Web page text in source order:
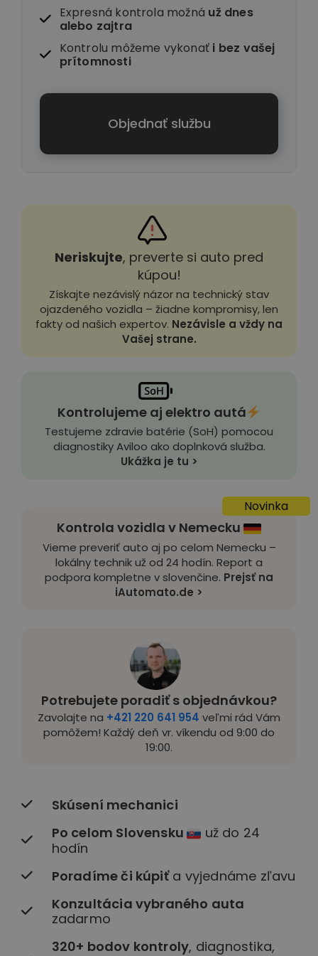
Potrebujete poradiť s objednávkou?
Zavolajte na +421 220 641 954 veľmi rád Vám
pomôžem! Každý deň vr. víkendu od 9:00 do
19:00.
Skúsení mechanici
Po celom Slovensku
už do 24
hodín
Poradíme či kúpiťa vyjednáme zľavu
Konzultácia vybraného auta
zadarmo
320+ bodov kontroly, diagnostika,
Expresná kontrola možná už dnes
alebo zajtra
Kontrolu môžeme vykonať i bez vašej
prítomnosti
Objednať službu
Neriskujte, preverte si auto pred
kúpou!
Získajte nezávislý názor na technický stav
ojazdeného vozidla – žiadne kompromisy, len
fakty od našich expertov. Nezávisle a vždy na
Vašej strane.
Kontrolujeme aj elektro autá
Testujeme zdravie batérie (SoH) pomocou
diagnostiky Aviloo ako doplnková služba.
Ukážka je tu >
Novinka
Kontrola vozidla v Nemecku
Vieme preveriť auto aj po celom Nemecku –
lokálny technik už od 24 hodín. Report a
podpora kompletne v slovenčine. Prejsť na
iAutomato.de >